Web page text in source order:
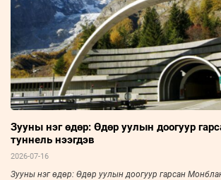
Зууны нэг өдөр: Өдөр уулын доогуур
туннель нээгдэв
2026-07-16
Зууны нэг өдөр: Өдөр уулын доогуур гарсан